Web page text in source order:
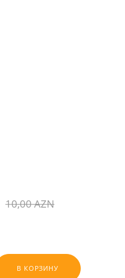
10,00AZN
В КОРЗИНУ